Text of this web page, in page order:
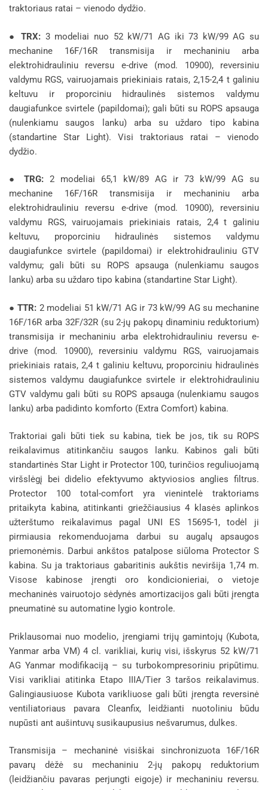
traktoriaus ratai – vienodo dydžio.
●TRX: 3 modeliai nuo 52 kW/71 AG iki 73 kW/99 AG su
mechanine 16F/16R transmisija ir mechaniniu arba
elektrohidrauliniu reversu e-drive (mod. 10900), reversiniu
valdymu RGS, vairuojamais priekiniais ratais, 2,15-2,4 t galiniu
keltuvu ir proporciniu hidraulinės sistemos valdymu
daugiafunkce svirtele (papildomai); gali būti su ROPS apsauga
(nulenkiamu saugos lanku) arba su uždaro tipo kabina
(standartine Star Light). Visi traktoriaus ratai – vienodo
dydžio.
● TRG: 2 modeliai 65,1 kW/89 AG ir 73 kW/99 AG su
mechanine 16F/16R transmisija ir mechaniniu arba
elektrohidrauliniu reversu e-drive (mod. 10900), reversiniu
valdymu RGS, vairuojamais priekiniais ratais, 2,4 t galiniu
keltuvu, proporciniu hidraulinės sistemos valdymu
daugiafunkce svirtele (papildomai) ir elektrohidrauliniu GTV
valdymu; gali būti su ROPS apsauga (nulenkiamu saugos
lanku) arba su uždaro tipo kabina (standartine Star Light).
●TTR: 2 modeliai 51 kW/71 AG ir 73 kW/99 AG su mechanine
16F/16R arba 32F/32R (su 2-jų pakopų dinaminiu reduktorium)
transmisija ir mechaniniu arba elektrohidrauliniu reversu e-
drive (mod. 10900), reversiniu valdymu RGS, vairuojamais
priekiniais ratais, 2,4 t galiniu keltuvu, proporciniu hidraulinės
sistemos valdymu daugiafunkce svirtele ir elektrohidrauliniu
GTV valdymu gali būti su ROPS apsauga (nulenkiamu saugos
lanku) arba padidinto komforto (Extra Comfort) kabina.
Traktoriai gali būti tiek su kabina, tiek be jos, tik su ROPS
reikalavimus atitinkančiu saugos lanku. Kabinos gali būti
standartinės Star Light ir Protector 100, turinčios reguliuojamą
viršslėgį bei didelio efektyvumo aktyviosios anglies filtrus.
Protector 100 total-comfort yra vienintelė traktoriams
pritaikyta kabina, atitinkanti griežčiausius 4 klasės aplinkos
užterštumo reikalavimus pagal UNI ES 15695-1, todėl ji
pirmiausia rekomenduojama darbui su augalų apsaugos
priemonėmis. Darbui ankštos patalpose siūloma Protector S
kabina. Su ja traktoriaus gabaritinis aukštis neviršija 1,74 m.
Visose kabinose įrengti oro kondicionieriai, o vietoje
mechaninės vairuotojo sėdynės amortizacijos gali būti įrengta
pneumatinė su automatine lygio kontrole.
Priklausomai nuo modelio, įrengiami trijų gamintojų (Kubota,
Yanmar arba VM) 4 cl. varikliai, kurių visi, išskyrus 52 kW/71
AG Yanmar modifikaciją – su turbokompresoriniu pripūtimu.
Visi varikliai atitinka Etapo IIIA/Tier 3 taršos reikalavimus.
Galingiausiuose Kubota varikliuose gali būti įrengta reversinė
ventiliatoriaus pavara Cleanfix, leidžianti nuotoliniu būdu
nupūsti ant aušintuvų susikaupusius nešvarumus, dulkes.
Transmisija – mechaninė visiškai sinchronizuota 16F/16R
pavarų dėžė su mechaniniu 2-jų pakopų reduktorium
(leidžiančiu pavaras perjungti eigoje) ir mechaniniu reversu.